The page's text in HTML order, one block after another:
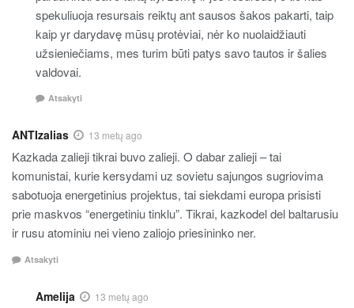
spekuliuoja resursais reiktų ant sausos šakos pakarti, taip
kaip yr darydavę mūsų protėviai, nėr ko nuolaidžiauti
užsieniečiams, mes turim būti patys savo tautos ir šalies
valdovai.
Atsakyti
ANTIzalias 13 metų ago
Kazkada zalieji tikrai buvo zalieji. O dabar zalieji – tai
komunistai, kurie kersydami uz sovietu sajungos sugriovima
sabotuoja energetinius projektus, tai siekdami europa prisisti
prie maskvos “energetiniu tinklu”. Tikrai, kazkodel del baltarusiu
ir rusu atominiu nei vieno zaliojo priesininko ner.
Atsakyti
Amelija 13 metų ago